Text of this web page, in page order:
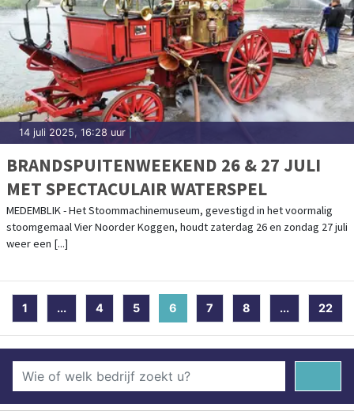
14 juli 2025, 16:28 uur
BRANDSPUITENWEEKEND 26 & 27 JULI
MET SPECTACULAIR WATERSPEL
MEDEMBLIK - Het Stoommachinemuseum, gevestigd in het voormalig
stoomgemaal Vier Noorder Koggen, houdt zaterdag 26 en zondag 27 juli
weer een [...]
1 ... 4 5 6 (current)
7 8 ... 22